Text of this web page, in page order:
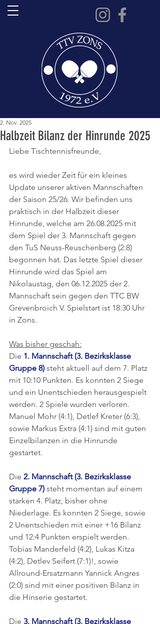
Halbzeit Bilanz der Hinrunde 2025
2. Nov. 2025
Liebe Tischtennisfreunde,
es wird wieder Zeit für ein kleines
Update unserer aktiven Mannschaften
der Saison 25/26. Wir befinden uns
praktisch in der Halbzeit dieser
Hinrunde, welche am 26.08.2025 mit
dem Spiel der 3. Mannschaft gegen
den TuS Neuss-Reuschenberg (2:8)
begonnen hat. Das letzte Spiel dieser
Hinrunde wird das Spiel am
Nikolaustag, den 06.12.2025 der 2.
Mannschaft sein gegen den TTC BW
Grevenbroich V. Spielstart ist 18:30 Uhr
in Zons.
Was bisher geschah:
Die 1. Mannschaft (3. Bezirksklasse
Gruppe 8) steht aktuell auf dem 7. Platz
mit 10:10 Punkten. Es konnten 2 Siege
und ein Unentschieden herausgespielt
werden. 2 Spiele wurden verloren.
Manuel Mohr (4:1), Detlef Kreter (6:3),
sowie Markus Extra (4:1) sind mit guten
Einzelbilanzen in die Hinrunde
gestartet.
Die 2. Mannschaft (3. Bezirksklasse
Gruppe 7) steht momentan auf einem
starken 4. Platz, bisher ohne
Niederlage. Es konnten 2 Siege, sowie
2 Unentschieden mit einer +16 Bilanz
und 12:4 Punkten erspielt werden.
Tobias Manderfeld (4:2), Lukas Kitza
(4:2), Detlev Seifert (7:1)!, sowie
Allround-Ersatzmann Yannick Angres
(2:0) sind mit einer positiven Bilanz in
die Hinserie gestartet.
Die 3. Mannschaft (3. Bezirksklasse